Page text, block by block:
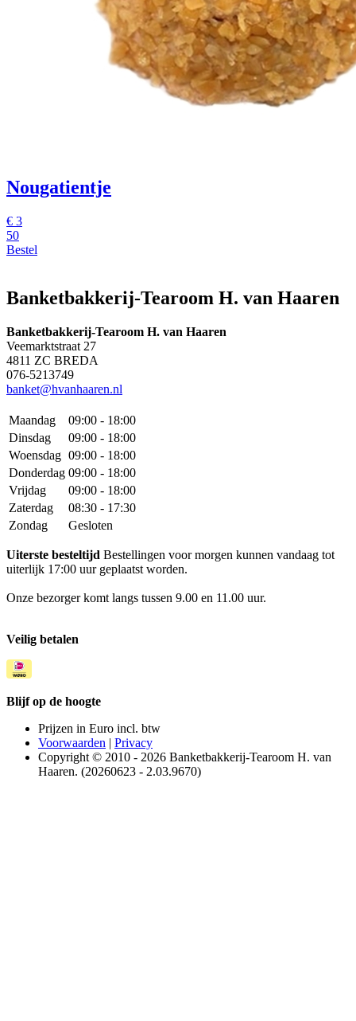
Nougatientje
€ 3
50
Bestel
Banketbakkerij-Tearoom H. van Haaren
Banketbakkerij-Tearoom H. van Haaren
Veemarktstraat 27
4811 ZC BREDA
076-5213749
banket@hvanhaaren.nl
Maandag
09:00 - 18:00
Dinsdag
09:00 - 18:00
Woensdag 09:00 - 18:00
Donderdag 09:00 - 18:00
Vrijdag
09:00 - 18:00
Zaterdag
08:30 - 17:30
Zondag
Gesloten
Uiterste besteltijd Bestellingen voor morgen kunnen vandaag tot
uiterlijk 17:00 uur geplaatst worden.
Onze bezorger komt langs tussen 9.00 en 11.00 uur.
Veilig betalen
Blijf op de hoogte
Prijzen in Euro incl. btw
Voorwaarden | Privacy
Copyright © 2010 - 2026 Banketbakkerij-Tearoom H. van
Haaren. (20260623 - 2.03.9670)